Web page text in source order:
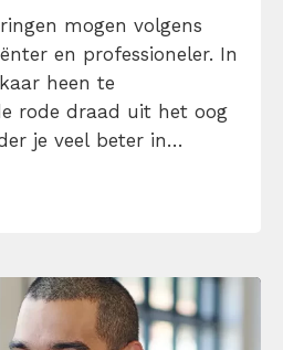
mogen volgens
en professioneler. In
heen te
rode draad uit het oog
je veel beter in
te delen. Daar